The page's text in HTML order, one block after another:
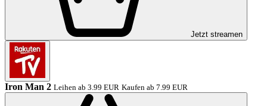
Jetzt streamen
Iron Man 2 Leihen ab 3.99 EUR Kaufen ab 7.99 EUR